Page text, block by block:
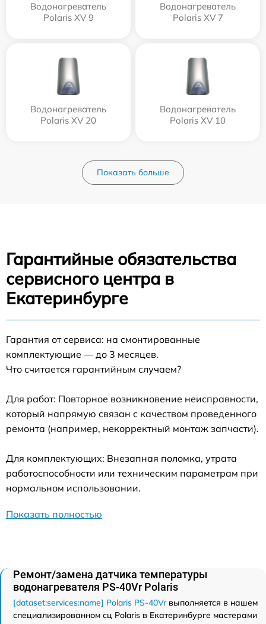
Водонагреватель
Polaris XV 9
Водонагреватель
Polaris XV 7
Водонагреватель
Polaris XV 20
Водонагреватель
Polaris XV 10
Показать больше
Гарантийные обязательства
сервисного центра в
Екатеринбурге
Гарантия от сервиса: на смонтированные
комплектующие — до 3 месяцев.
Что считается гарантийным случаем?
Для работ: Повторное возникновение неисправности,
который напрямую связан с качеством проведенного
ремонта (например, некорректный монтаж запчасти).
Для комплектующих: Внезапная поломка, утрата
работоспособности или техническим параметрам при
нормальном использовании.
Показать полностью
Ремонт/замена датчика температуры
водонагревателя PS-40Vr Polaris
[dataset:services:name] Polaris PS-40Vrвыполняется в нашем
специализированном сц Polaris в Екатеринбурге мастерами